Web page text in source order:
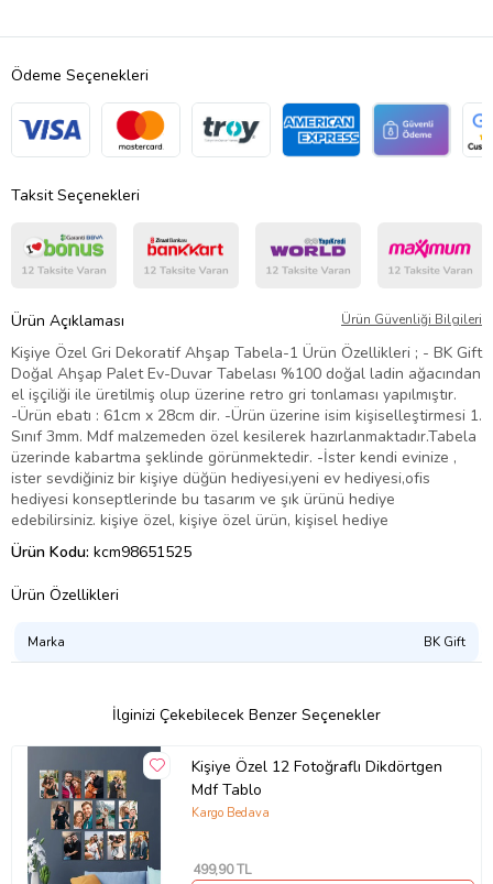
Ödeme Seçenekleri
Taksit Seçenekleri
Ürün Açıklaması Ürün Güvenliği Bilgileri
Kişiye Özel Gri Dekoratif Ahşap Tabela-1 Ürün Özellikleri ; - BK Gift
Doğal Ahşap Palet Ev-Duvar Tabelası %100 doğal ladin ağacından
el işçiliği ile üretilmiş olup üzerine retro gri tonlaması yapılmıştır.
-Ürün ebatı : 61cm x 28cm dir. -Ürün üzerine isim kişiselleştirmesi 1.
Sınıf 3mm. Mdf malzemeden özel kesilerek hazırlanmaktadır.Tabela
üzerinde kabartma şeklinde görünmektedir. -İster kendi evinize ,
ister sevdiğiniz bir kişiye düğün hediyesi,yeni ev hediyesi,ofis
hediyesi konseptlerinde bu tasarım ve şık ürünü hediye
edebilirsiniz. kişiye özel, kişiye özel ürün, kişisel hediye
Ürün Kodu: kcm98651525
Ürün Özellikleri
Marka BK Gift
İlginizi Çekebilecek Benzer Seçenekler
Kişiye Özel 12 Fotoğraflı Dikdörtgen
Mdf Tablo
Kargo Bedava
499,90 TL